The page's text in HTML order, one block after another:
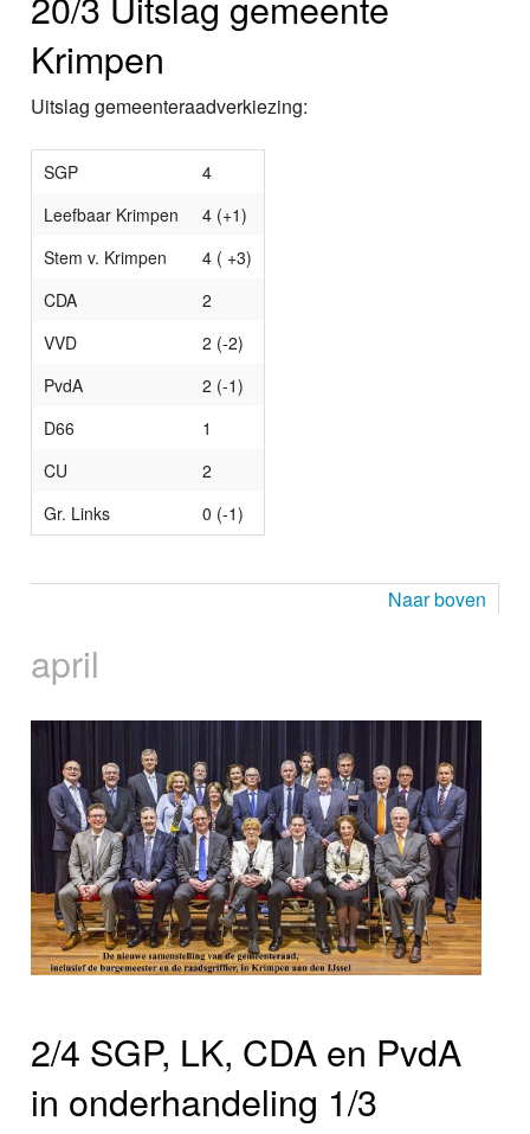
Krimpen
Uitslag gemeenteraadverkiezing:
SGP
4
Leefbaar Krimpen
4 (+1)
Stem v. Krimpen
4 ( +3)
CDA
2
VVD
2 (-2)
PvdA
2 (-1)
D66
1
CU
2
Gr. Links
0 (-1)
Naar boven
april
2/4 SGP, LK, CDA en PvdA
in onderhandeling 1/3